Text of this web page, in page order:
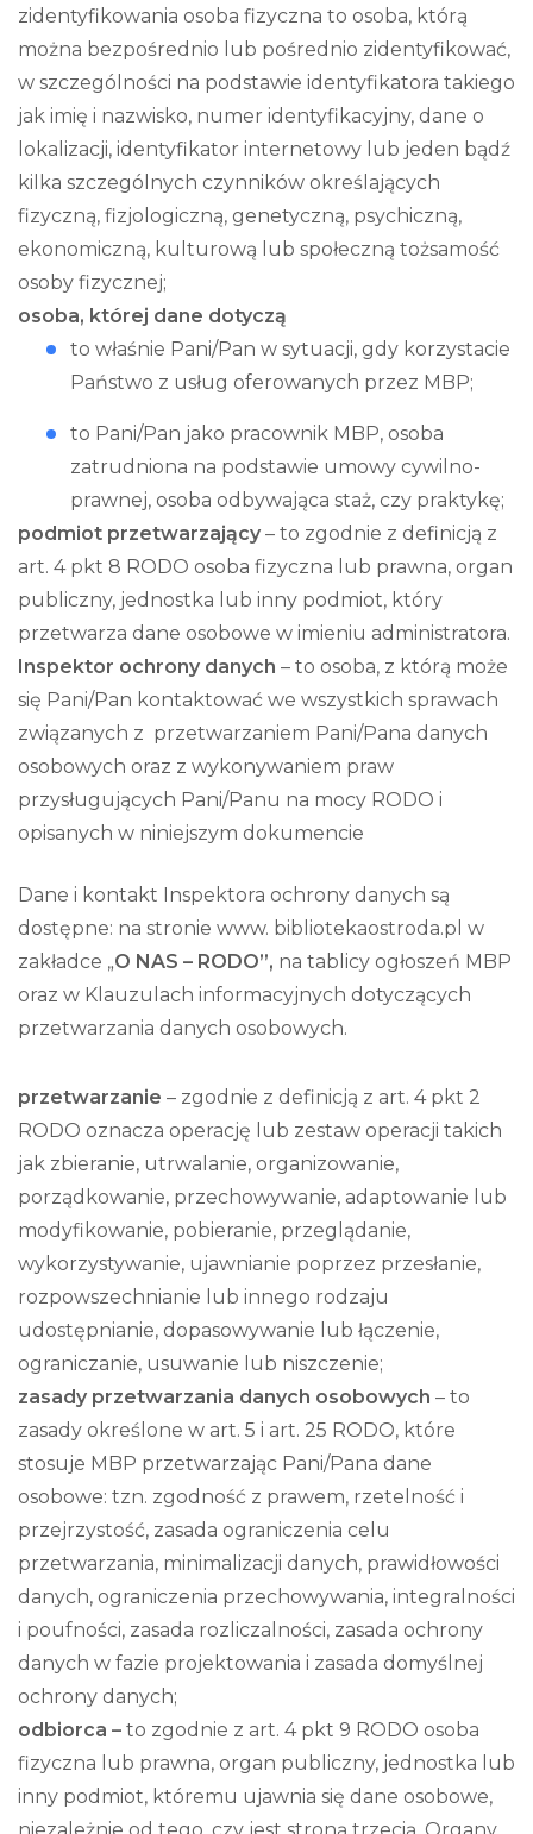
zidentyfikowania osoba fizyczna to osoba, którą
można bezpośrednio lub pośrednio zidentyfikować,
w szczególności na podstawie identyfikatora takiego
jak imię i nazwisko, numer identyfikacyjny, dane o
lokalizacji, identyfikator internetowy lub jeden bądź
kilka szczególnych czynników określających
fizyczną, fizjologiczną, genetyczną, psychiczną,
ekonomiczną, kulturową lub społeczną tożsamość
osoby fizycznej;
osoba, której dane dotyczą
to właśnie Pani/Pan w sytuacji, gdy korzystacie
Państwo z usług oferowanych przez MBP;
to Pani/Pan jako pracownik MBP, osoba
zatrudniona na podstawie umowy cywilno-
prawnej, osoba odbywająca staż, czy praktykę;
podmiot przetwarzający – to zgodnie z definicją z
art. 4 pkt 8 RODO osoba fizyczna lub prawna, organ
publiczny, jednostka lub inny podmiot, który
przetwarza dane osobowe w imieniu administratora.
Inspektor ochrony danych – to osoba, z którą może
się Pani/Pan kontaktować we wszystkich sprawach
związanych z przetwarzaniem Pani/Pana danych
osobowych oraz z wykonywaniem praw
przysługujących Pani/Panu na mocy RODO i
opisanych w niniejszym dokumencie
Dane i kontakt Inspektora ochrony danych są
dostępne: na stronie www. bibliotekaostroda.pl w
zakładce „O NAS – RODO”, na tablicy ogłoszeń MBP
oraz w Klauzulach informacyjnych dotyczących
przetwarzania danych osobowych.
przetwarzanie – zgodnie z definicją z art. 4 pkt 2
RODO oznacza operację lub zestaw operacji takich
jak zbieranie, utrwalanie, organizowanie,
porządkowanie, przechowywanie, adaptowanie lub
modyfikowanie, pobieranie, przeglądanie,
wykorzystywanie, ujawnianie poprzez przesłanie,
rozpowszechnianie lub innego rodzaju
udostępnianie, dopasowywanie lub łączenie,
ograniczanie, usuwanie lub niszczenie;
zasady przetwarzania danych osobowych – to
zasady określone w art. 5 i art. 25 RODO, które
stosuje MBP przetwarzając Pani/Pana dane
osobowe: tzn. zgodność z prawem, rzetelność i
przejrzystość, zasada ograniczenia celu
przetwarzania, minimalizacji danych, prawidłowości
danych, ograniczenia przechowywania, integralności
i poufności, zasada rozliczalności, zasada ochrony
danych w fazie projektowania i zasada domyślnej
ochrony danych;
odbiorca – to zgodnie z art. 4 pkt 9 RODO osoba
fizyczna lub prawna, organ publiczny, jednostka lub
inny podmiot, któremu ujawnia się dane osobowe,